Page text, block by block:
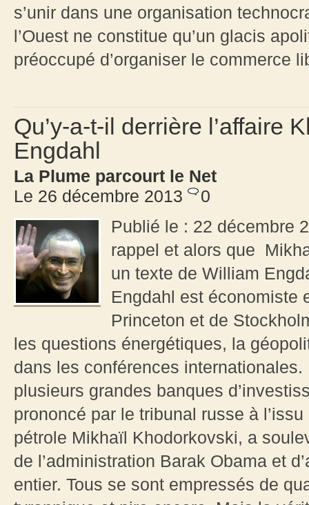
s’unir dans une organisation
l’Ouest ne constitue qu’un glacis
préoccupé d’organiser le commerce
Qu’y-a-t-il derrière l’affaire
Engdahl
La Plume parcourt le Net
Le 26 décembre 2013
0
Publié le : 22 décembre
rappel et alors que
un texte de William
Engdahl est économiste
Princeton et de
les questions énergétiques, la
dans les conférences
plusieurs grandes banques
prononcé par le tribunal russe à
pétrole Mikhaïl Khodorkovski, a
de l’administration Barak Obama et
entier. Tous se sont empressés de